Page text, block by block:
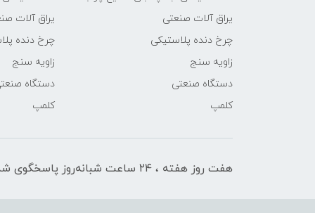
یراق آلات صنعتی
چرخ دنده پلاستیکی
زاویه سنج
دستگاه صنعتی
کلمپ
یراق آلات
چرخ دنده
زاویه سنج
دستگاه
کلمپ
هفت روز هفته ، ۲۴ ساعت شبانه‌روز پاسخگوی شما هستیم